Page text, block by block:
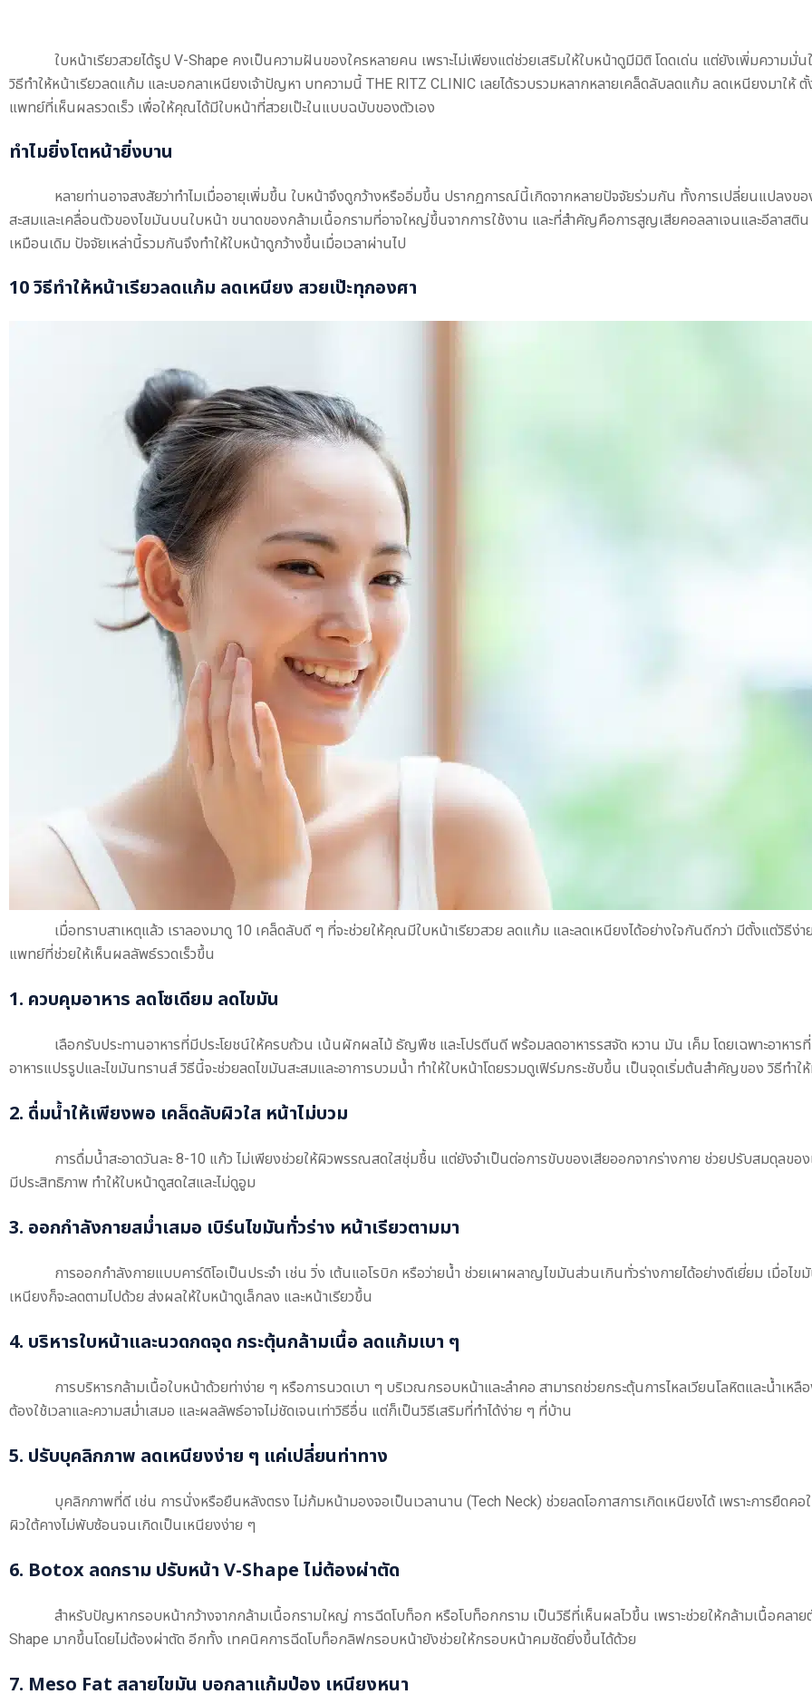
ใบหน้าเรียวสวยได้รูป V-Shape คงเป็นความฝันของใครหลายคน เพราะไม่เพียงแต่ช่วยเสริมให้ใบหน้าดูมีมิติ โดดเด่น แต่ยังเพิ่มความมั่
วิธีทำให้หน้าเรียวลดแก้ม และบอกลาเหนียงเจ้าปัญหา บทความนี้ THE RITZ CLINIC เลยได้รวบรวมหลากหลายเคล็ดลับลดแก้ม ลดเหนียงมาให้
แพทย์ที่เห็นผลรวดเร็ว เพื่อให้คุณได้มีใบหน้าที่สวยเป๊ะในแบบฉบับของตัวเอง
ทำไมยิ่งโตหน้ายิ่งบาน
หลายท่านอาจสงสัยว่าทำไมเมื่ออายุเพิ่มขึ้น ใบหน้าจึงดูกว้างหรืออิ่มขึ้น ปรากฏการณ์นี้เกิดจากหลายปัจจัยร่วมกัน ทั้งการเปลี่ยนแปลงขอ
สะสมและเคลื่อนตัวของไขมันบนใบหน้า ขนาดของกล้ามเนื้อกรามที่อาจใหญ่ขึ้นจากการใช้งาน และที่สำคัญคือการสูญเสียคอลลาเจนและอีลาส
เหมือนเดิม ปัจจัยเหล่านี้รวมกันจึงทำให้ใบหน้าดูกว้างขึ้นเมื่อเวลาผ่านไป
10 วิธีทำให้หน้าเรียวลดแก้ม ลดเหนียง สวยเป๊ะทุกองศา
เมื่อทราบสาเหตุแล้ว เราลองมาดู 10 เคล็ดลับดี ๆ ที่จะช่วยให้คุณมีใบหน้าเรียวสวย ลดแก้ม และลดเหนียงได้อย่างใจกันดีกว่า มีตั้งแต่วิธีง่า
แพทย์ที่ช่วยให้เห็นผลลัพธ์รวดเร็วขึ้น
1. ควบคุมอาหาร ลดโซเดียม ลดไขมัน
เลือกรับประทานอาหารที่มีประโยชน์ให้ครบถ้วน เน้นผักผลไม้ ธัญพืช และโปรตีนดี พร้อมลดอาหารรสจัด หวาน มัน เค็ม โดยเฉพาะอาหารที่
อาหารแปรรูปและไขมันทรานส์ วิธีนี้จะช่วยลดไขมันสะสมและอาการบวมน้ำ ทำให้ใบหน้าโดยรวมดูเฟิร์มกระชับขึ้น เป็นจุดเริ่มต้นสำคัญของ วิธีทำใ
2. ดื่มน้ำให้เพียงพอ เคล็ดลับผิวใส หน้าไม่บวม
การดื่มน้ำสะอาดวันละ 8-10 แก้ว ไม่เพียงช่วยให้ผิวพรรณสดใสชุ่มชื้น แต่ยังจำเป็นต่อการขับของเสียออกจากร่างกาย ช่วยปรับสมดุลของ
มีประสิทธิภาพ ทำให้ใบหน้าดูสดใสและไม่ดูอูม
3. ออกกำลังกายสม่ำเสมอ เบิร์นไขมันทั่วร่าง หน้าเรียวตามมา
การออกกำลังกายแบบคาร์ดิโอเป็นประจำ เช่น วิ่ง เต้นแอโรบิก หรือว่ายน้ำ ช่วยเผาผลาญไขมันส่วนเกินทั่วร่างกายได้อย่างดีเยี่ยม เมื่อไ
เหนียงก็จะลดตามไปด้วย ส่งผลให้ใบหน้าดูเล็กลง และหน้าเรียวขึ้น
4. บริหารใบหน้าและนวดกดจุด กระตุ้นกล้ามเนื้อ ลดแก้มเบา ๆ
การบริหารกล้ามเนื้อใบหน้าด้วยท่าง่าย ๆ หรือการนวดเบา ๆ บริเวณกรอบหน้าและลำคอ สามารถช่วยกระตุ้นการไหลเวียนโลหิตและน้ำเห
ต้องใช้เวลาและความสม่ำเสมอ และผลลัพธ์อาจไม่ชัดเจนเท่าวิธีอื่น แต่ก็เป็นวิธีเสริมที่ทำได้ง่าย ๆ ที่บ้าน
5. ปรับบุคลิกภาพ ลดเหนียงง่าย ๆ แค่เปลี่ยนท่าทาง
บุคลิกภาพที่ดี เช่น การนั่งหรือยืนหลังตรง ไม่ก้มหน้ามองจอเป็นเวลานาน (Tech Neck) ช่วยลดโอกาสการเกิดเหนียงได้ เพราะการยืดคอ
ผิวใต้คางไม่พับซ้อนจนเกิดเป็นเหนียงง่าย ๆ
6. Botox ลดกราม ปรับหน้า V-Shape ไม่ต้องผ่าตัด
สำหรับปัญหากรอบหน้ากว้างจากกล้ามเนื้อกรามใหญ่ การฉีดโบท็อก หรือโบท็อกกราม เป็นวิธีที่เห็นผลไวขึ้น เพราะช่วยให้กล้ามเนื้อคลาย
Shape มากขึ้นโดยไม่ต้องผ่าตัด อีกทั้ง เทคนิคการฉีดโบท็อกลิฟกรอบหน้ายังช่วยให้กรอบหน้าคมชัดยิ่งขึ้นได้ด้วย
7. Meso Fat สลายไขมัน บอกลาแก้มป่อง เหนียงหนา